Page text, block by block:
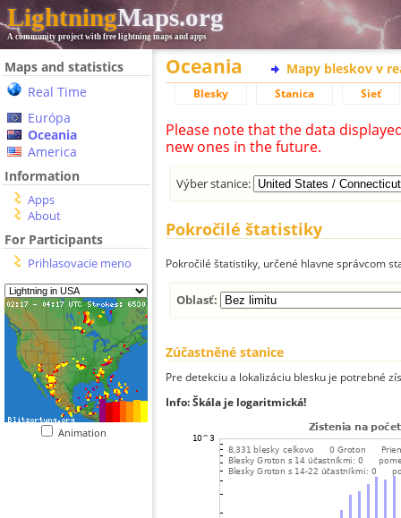
LightningMaps.org
A community project with free lightning maps and apps
Maps and statistics
Real Time
Európa
Oceania
America
Information
Apps
About
For Participants
Prihlasovacie meno
Animation
Oceania Mapy bleskov v
Blesky Stanica Sieť
Please note that the data
new ones in the future.
Výber stanice:
Pokročilé štatistiky
Pokročilé štatistiky, určené hlavne správcom
Oblasť:
Zúčastněné stanice
Pre detekciu a lokalizáciu blesku je potrebné
Info: Škála je logaritmická!